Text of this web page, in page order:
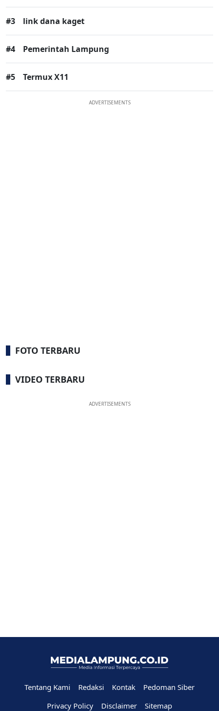
#3 link dana kaget
#4 Pemerintah Lampung
#5 Termux X11
ADVERTISEMENTS
FOTO TERBARU
VIDEO TERBARU
ADVERTISEMENTS
Tentang Kami Redaksi Kontak
Pedoman Siber
Privacy Policy
Disclaimer Sitemap